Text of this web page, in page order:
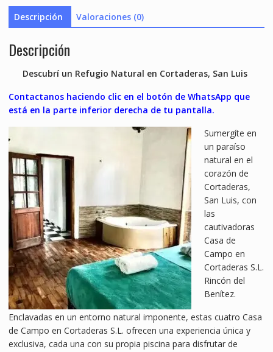
Descripción Valoraciones (0)
Descripción
Descubrí un Refugio Natural en Cortaderas, San Luis
Contactanos haciendo clic en el botón de WhatsApp que
está en la parte inferior derecha de tu pantalla.
Sumergíte en
un paraíso
natural en el
corazón de
Cortaderas,
San Luis, con
las
cautivadoras
Casa de
Campo en
Cortaderas S.L.
Rincón del
Benítez.
Enclavadas en un entorno natural imponente, estas cuatro Casa
de Campo en Cortaderas S.L. ofrecen una experiencia única y
exclusiva, cada una con su propia piscina para disfrutar de